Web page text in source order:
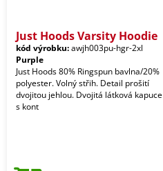
Just Hoods Varsity Hoodie
kód výrobku:awjh003pu-hgr-2xl
Purple
Just Hoods 80% Ringspun bavlna/20%
polyester. Volný střih. Detail prošití
dvojitou jehlou. Dvojitá látková kapuce
s kont